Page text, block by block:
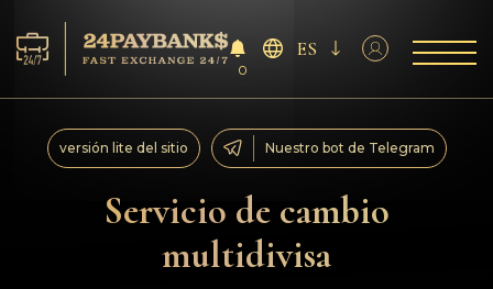
Servicios
Reservas
Para los socios
0
ES
Servicio de cambio
multidivisa
versión lite del sitio Nuestro bot de Telegram